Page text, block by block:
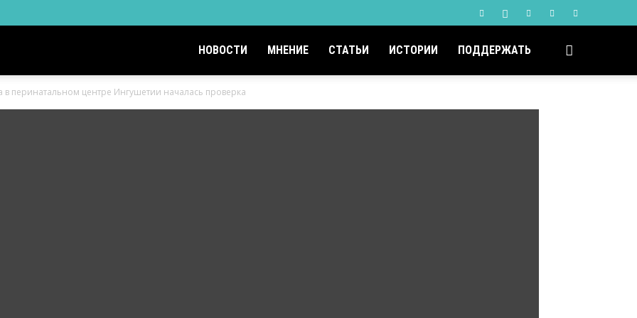
НОВОСТИ МНЕНИЕ СТАТЬИ ИСТОРИИ ПОДДЕРЖАТЬ
перинатальном центре Ингушетии началась проверка